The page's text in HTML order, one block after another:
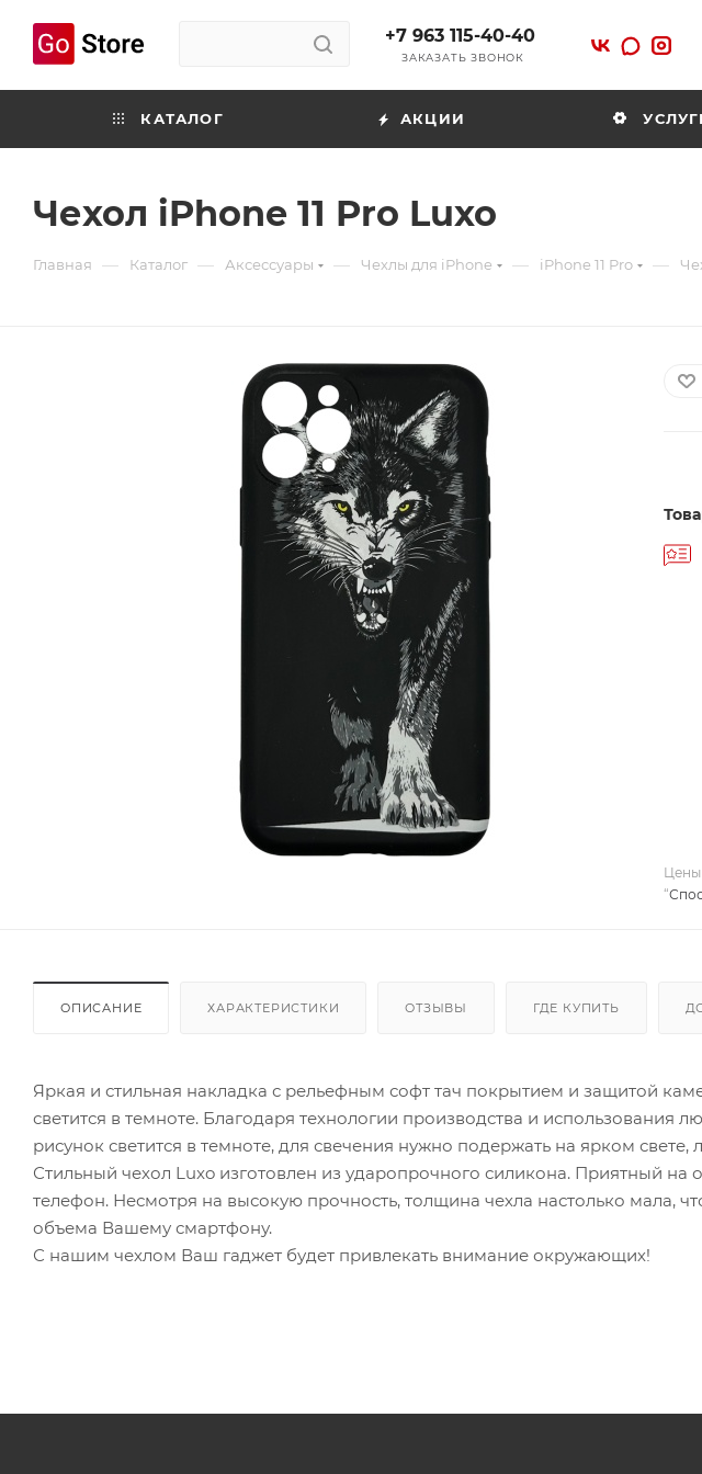
+7 963 115-40-40
ЗАКАЗАТЬ ЗВОНОК
КАТАЛОГ АКЦИИ
Чехол iPhone 11 Pro Luxo
Главная — Каталог — Аксессуары — Чехлы для iPhone — iPhone 11 Pro —
Цены
“
ОПИСАНИЕ ХАРАКТЕРИСТИКИ ОТЗЫВЫ ГДЕ КУПИТЬ
Яркая и стильная накладка с рельефным софт тач покрытием и защитой
светится в темноте. Благодаря технологии производства и использования
рисунок светится в темноте, для свечения нужно подержать на ярком свете,
Стильный чехол Luxo изготовлен из ударопрочного силикона. Приятный на
телефон. Несмотря на высокую прочность, толщина чехла настолько мала,
объема Вашему смартфону.
С нашим чехлом Ваш гаджет будет привлекать внимание окружающих!